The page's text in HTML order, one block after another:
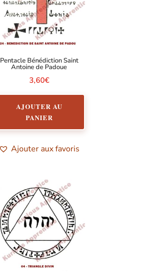
Pentacle Bénédiction Saint
Antoine de Padoue
3,60€
AJOUTER AU
PANIER
Ajouter aux favoris